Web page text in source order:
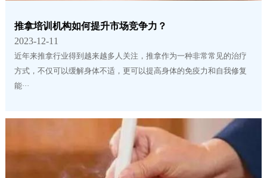
推拿培训机构如何提升市场竞争力？
2023-12-11
近年来推拿行业得到越来越多人关注，推拿作为一种非常常见的治疗
方式，不仅可以缓解身体不适，更可以提高身体的免疫力和自我修复
能···